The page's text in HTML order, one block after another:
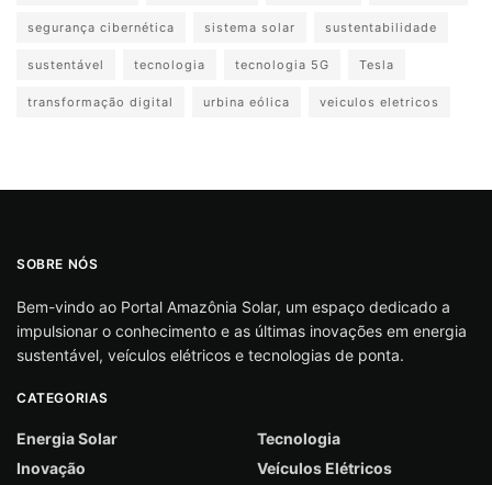
segurança cibernética sistema solar sustentabilidade
sustentável tecnologia tecnologia 5G Tesla
transformação digital urbina eólica veiculos eletricos
SOBRE NÓS
Bem-vindo ao Portal Amazônia Solar, um espaço dedicado a
impulsionar o conhecimento e as últimas inovações em energia
sustentável, veículos elétricos e tecnologias de ponta.
CATEGORIAS
Energia Solar
Inovação
Tecnologia
Veículos Elétricos